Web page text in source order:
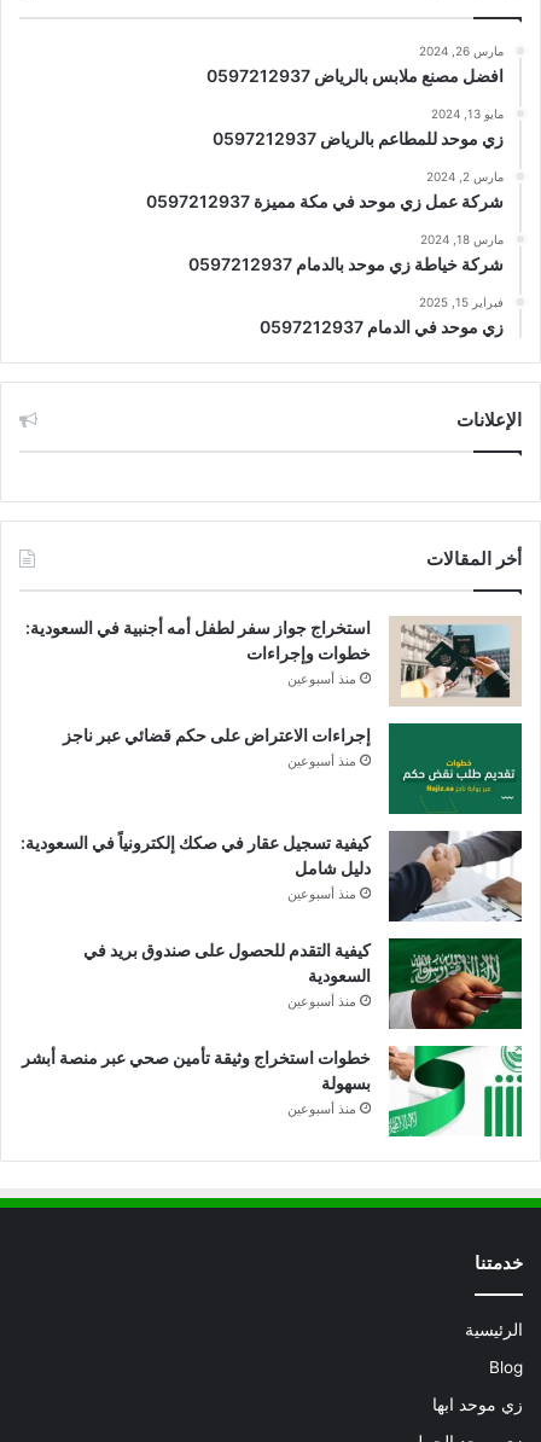
مارس 26, 2024
افضل مصنع ملابس بالرياض 0597212937
مايو 13, 2024
زي موحد للمطاعم بالرياض 0597212937
مارس 2, 2024
شركة عمل زي موحد في مكة مميزة 0597212937
مارس 18, 2024
شركة خياطة زي موحد بالدمام 0597212937
فبراير 15, 2025
زي موحد في الدمام 0597212937
الإعلانات
أخر المقالات
استخراج جواز سفر لطفل أمه أجنبية في السعودية:
خطوات وإجراءات
منذ أسبوعين
إجراءات الاعتراض على حكم قضائي عبر ناجز
منذ أسبوعين
كيفية تسجيل عقار في صكك إلكترونياً في السعودية:
دليل شامل
منذ أسبوعين
كيفية التقدم للحصول على صندوق بريد في
السعودية
منذ أسبوعين
خطوات استخراج وثيقة تأمين صحي عبر منصة أبشر
بسهولة
منذ أسبوعين
خدمتنا
الرئيسية
Blog
زي موحد ابها